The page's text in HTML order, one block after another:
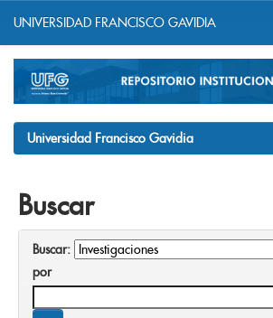
navigation
UNIVERSIDAD FRANCISCO GAVIDIA
Universidad Francisco Gavidia
Buscar
Buscar:
por